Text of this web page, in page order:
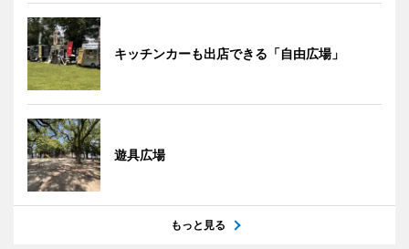
キッチンカーも出店できる「自由広場」
遊具広場
もっと見る